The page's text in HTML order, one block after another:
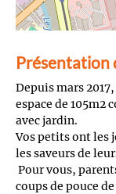
Présentation
Depuis mars
espace de
avec jardin.
Vos petits ont les
les saveurs de
Pour vous,
coups de pouce